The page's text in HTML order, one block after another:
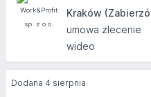
Kraków
umowa zlecenie
wideo
Dodana 4 sierpnia